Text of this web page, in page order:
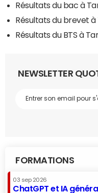
Résultats du bac à
Résultats du brevet à
Résultats du BTS à
NEWSLETTER
FORMATIONS
03 sep 2026
ChatGPT et IA